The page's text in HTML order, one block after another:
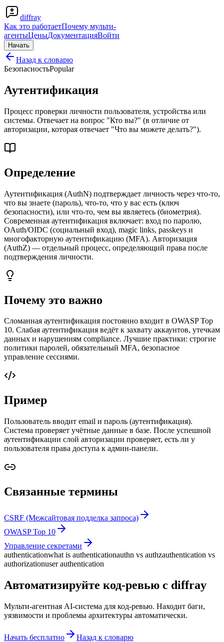
diffray
Как это работаетПочему мульти-
агентыЦеныДокументацияВойти
Начать
Назад к словарю
БезопасностьPopular
Аутентификация
Процесс проверки личности пользователя, устройства или
системы. Отвечает на вопрос "Кто вы?" (в отличие от
авторизации, которая отвечает "Что вы можете делать?").
Определение
Аутентификация (AuthN) подтверждает личность через что-то,
что вы знаете (пароль), что-то, что у вас есть (ключ
безопасности), или что-то, чем вы являетесь (биометрия).
Современная аутентификация включает: вход по паролю,
OAuth/OIDC (социальный вход), magic links, passkeys и
многофакторную аутентификацию (MFA). Авторизация
(AuthZ) — отдельный процесс, определяющий права после
подтверждения личности.
Почему это важно
Сломанная аутентификация постоянно входит в OWASP Top
10. Слабая аутентификация ведёт к захвату аккаунтов, утечкам
данных и нарушениям compliance. Лучшие практики: строгие
политики паролей, обязательный MFA, безопасное
управление сессиями.
Пример
Пользователь вводит email и пароль (аутентификация).
Система проверяет учётные данные в базе. После успешной
аутентификации слой авторизации проверяет, есть ли у
пользователя права доступа к админ-панели.
Связанные термины
CSRF (Межсайтовая подделка запроса)
OWASP Top 10
Управление секретами
authenticationwhat is authenticationauthn vs authzauthentication vs
authorizationuser authentication
Автоматизируйте код-ревью с diffray
Мульти-агентная AI-система для код-ревью. Находит баги,
уязвимости и проблемы архитектуры автоматически.
Начать бесплатно Назад к словарю